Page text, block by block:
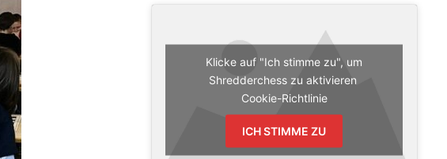
Klicke auf "Ich stimme zu", um
Shredderchess zu aktivieren
Cookie-Richtlinie
ICH STIMME ZU